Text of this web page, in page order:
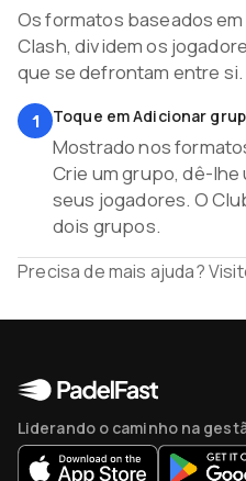
Os formatos baseados
Clash, dividem os
que se defrontam entre si.
1 Toque em Adicionar
Mostrado nos
Crie um grupo, dê-lhe
seus jogadores. O
dois grupos.
Precisa de mais ajuda?
Liderando o caminho na